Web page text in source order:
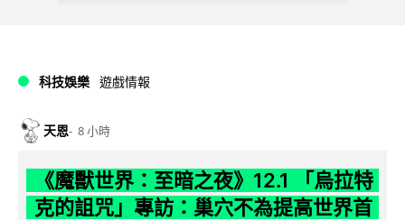
科技娛樂 遊戲情報
天恩 8 小時
《魔獸世界：至暗之夜》12.1 「烏拉特
克的詛咒」專訪：巢穴不為提高世界首